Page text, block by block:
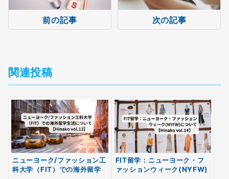
前の記事 次の記事
関連投稿
ニューヨーク/ファッション工
科大学（FIT）での海外留学
FIT留学：ニューヨーク・フ
ァッションウィーク(NYFW)
無料